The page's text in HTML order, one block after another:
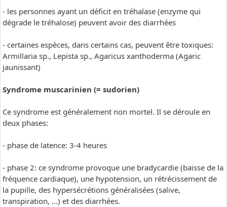
- les personnes ayant un déficit en tréhalase (enzyme qui
dégrade le tréhalose) peuvent avoir des diarrhées
- certaines espèces, dans certains cas, peuvent être toxiques:
Armillaria sp., Lepista sp., Agaricus xanthoderma (Agaric
jaunissant)
Syndrome muscarinien (= sudorien)
Ce syndrome est généralement non mortel. Il se déroule en
deux phases:
- phase de latence: 3-4 heures
- phase 2: ce syndrome provoque une bradycardie (baisse de la
fréquence cardiaque), une hypotension, un rétrécissement de
la pupille, des hypersécrétions généralisées (salive,
transpiration, …) et des diarrhées.